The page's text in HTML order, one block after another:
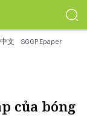
中文 SGGP Epaper
của bóng